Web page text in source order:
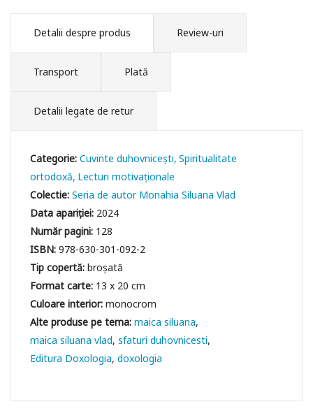
Detalii despre produs Review-uri
Transport Plată
Detalii legate de retur
Categorie:Cuvinte duhovniceşti Spiritualitate
ortodoxă Lecturi motivaționale
Colectie:Seria de autor Monahia Siluana Vlad
Data apariției: 2024
Număr pagini: 128
ISBN:978-630-301-092-2
Tip copertă:broșată
Format carte: 13 x 20 cm
Culoare interior:monocrom
maica siluana
maica siluana vlad sfaturi duhovnicesti
Editura Doxologia doxologia